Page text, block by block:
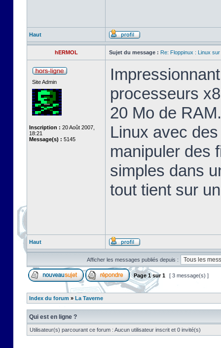
Haut
hERMOL Sujet du message : Re: Floppinux : Linux
Site Admin
Inscription : 20 Août 2007,
18:21
Message(s) : 5145
processeurs
20 Mo de
Linux avec
manipuler des
simples dans
tout tient sur
Haut
Afficher les messages publiés depuis :
Page1sur1 [ 3 message(s) ]
Index du forum » La Taverne
Qui est en ligne ?
Utilisateur(s) parcourant ce forum : Aucun utilisateur inscrit et 0 invité(s)